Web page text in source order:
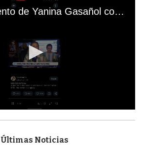
El mal momento de Yanina Gasañol con un hincha argentino en "Subrayado"
Últimas Noticias